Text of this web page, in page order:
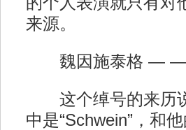
来源。
魏因施泰格 — —
这个绰号的来历说
中是“Schwein”，和